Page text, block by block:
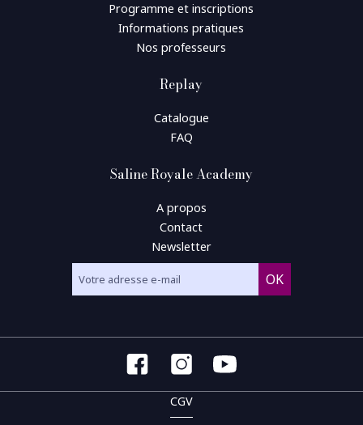
Programme et inscriptions
Informations pratiques
Nos professeurs
Replay
Catalogue
FAQ
Saline Royale Academy
A propos
Contact
Newsletter
CGV